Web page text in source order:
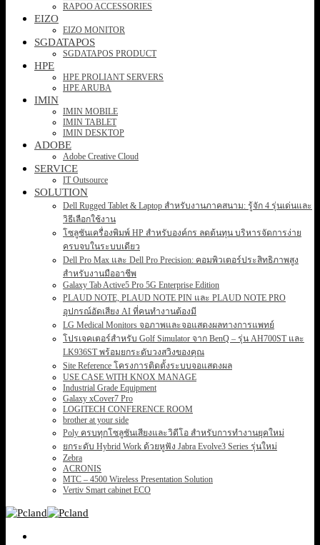
RAPOO ACCESSORIES
EIZO
EIZO MONITOR
SGDATAPOS
SGDATAPOS PRODUCT
HPE
HPE PROLIANT SERVERS
HPE ARUBA
IMIN
IMIN MOBILE
IMIN TABLET
IMIN DESKTOP
ADOBE
Adobe Creative Cloud
SERVICE
IT Outsource
SOLUTION
Dell Rugged Tablet & Laptop สำหรับงานภาคสนาม: รู้จัก 4 รุ่นเด่นและ
วิธีเลือกใช้งาน
โซลูชันเครื่องพิมพ์ HP สำหรับองค์กร ลดต้นทุน บริหารจัดการง่าย
ครบจบในระบบเดียว
Dell Pro Max และ Dell Pro Precision: คอมพิวเตอร์ประสิทธิภาพสูง
สำหรับงานมืออาชีพ
Galaxy Tab Active5 Pro 5G Enterprise Edition
PLAUD NOTE, PLAUD NOTE PIN และ PLAUD NOTE PRO
อุปกรณ์อัดเสียง AI ที่คนทำงานต้องมี
LG Medical Monitors จอภาพและจอแสดงผลทางการแพทย์
โปรเจคเตอร์สำหรับ Golf Simulator จาก BenQ – รุ่น AH700ST และ
LK936ST พร้อมยกระดับวงสวิงของคุณ
Site Reference โครงการติดตั้งระบบจอแสดงผล
USE CASE WITH KNOX MANAGE
Industrial Grade Equipment
Galaxy xCover7 Pro
LOGITECH CONFERENCE ROOM
brother at your side
Poly ครบทุกโซลูชันเสียงและวิดีโอ สำหรับการทำงานยุคใหม่
ยกระดับ Hybrid Work ด้วยหูฟัง Jabra Evolve3 Series รุ่นใหม่
Zebra
ACRONIS
MTC – 4500 Wireless Presentation Solution
Vertiv Smart cabinet ECO